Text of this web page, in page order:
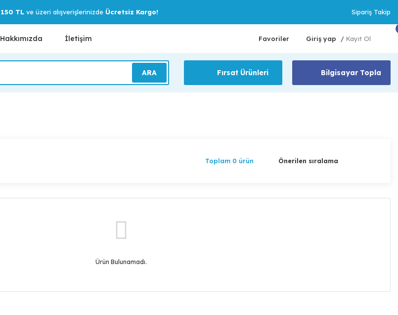
150 TLve üzeri alışverişlerinizde Ücretsiz Kargo! Sipariş Takip
Hakkımızda İletişim Favoriler Giriş yap / Kayıt Ol
ARA Fırsat Ürünleri Bilgisayar Topla
Toplam 0 ürün
Ürün Bulunamadı.